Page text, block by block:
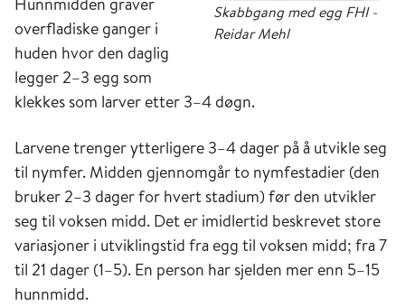
Skabbgang med egg FHI -
Reidar Mehl
overfladiske ganger i
huden hvor den daglig
legger 2–3 egg som
klekkes som larver etter 3–4 døgn.
Larvene trenger ytterligere 3–4 dager på å utvikle seg
til nymfer. Midden gjennomgår to nymfestadier (den
bruker 2–3 dager for hvert stadium) før den utvikler
seg til voksen midd. Det er imidlertid beskrevet store
variasjoner i utviklingstid fra egg til voksen midd; fra 7
til 21 dager (1–5). En person har sjelden mer enn 5–15
hunnmidd.